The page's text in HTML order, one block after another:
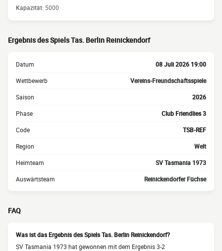
Kapazität: 5000
Ergebnis des Spiels Tas. Berlin Reinickendorf
Datum 08 Juli 2026 19:00
Wettbewerb Vereins-Freundschaftsspiele
Saison 2026
Phase Club Friendlies 3
Code TSB-REF
Region Welt
Heimteam SV Tasmania 1973
Auswärtsteam Reinickendorfer Füchse
FAQ
Was ist das Ergebnis des Spiels Tas. Berlin Reinickendorf?
SV Tasmania 1973 hat gewonnen mit dem Ergebnis 3-2